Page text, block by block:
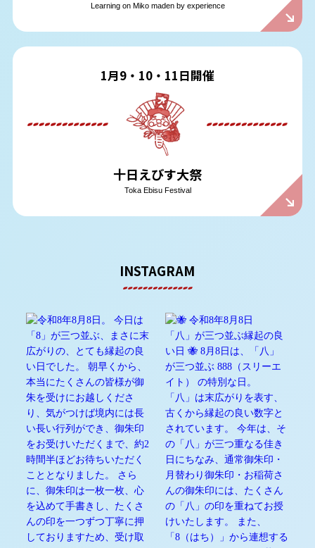
Learning on Miko maden by experience
1月9・10・11日開催
十日えびす大祭
Toka Ebisu Festival
INSTAGRAM